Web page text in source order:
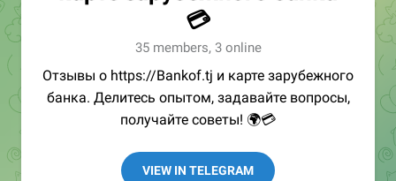
💳
35 members, 3 online
Отзывы о https://Bankof.tj и карте зарубежного
банка. Делитесь опытом, задавайте вопросы,
получайте советы! 🌍💳
VIEW IN TELEGRAM